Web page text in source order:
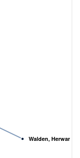
Walden, Herwarth